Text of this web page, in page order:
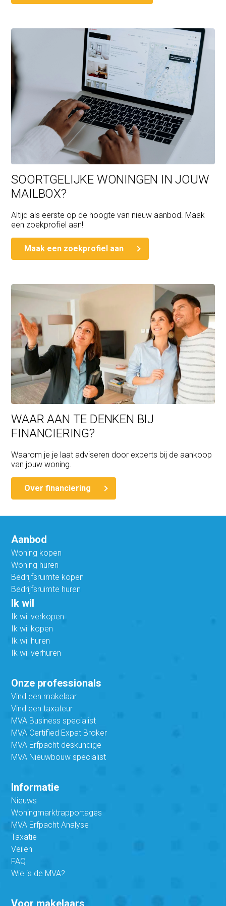
kantoorruimte
stoomcabine en bad/whirlpool
Diverse terrassen, vijver
Volledig beveiligd met 5 camera's alarmsysteem, Nuki
slot
Carport
Elektrisch toegangshek
SOORTGELIJKE WONINGEN IN JOUW
MAILBOX?
Altijd als eerste op de hoogte van nieuw aanbod. Maak
een zoekprofiel aan!
Maak een zoekprofiel aan
WAAR AAN TE DENKEN BIJ
FINANCIERING?
Waarom je je laat adviseren door experts bij de aankoop
van jouw woning.
Over financiering
Aanbod
Woning kopen
Woning huren
Bedrijfsruimte kopen
Bedrijfsruimte huren
Ik wil
Ik wil verkopen
Ik wil kopen
Ik wil huren
Ik wil verhuren
Onze professionals
Vind een makelaar
Vind een taxateur
MVA Business specialist
MVA Certified Expat Broker
MVA Erfpacht deskundige
MVA Nieuwbouw specialist
Informatie
Nieuws
Woningmarktrapportages
MVA Erfpacht Analyse
Taxatie
Veilen
FAQ
Wie is de MVA?
Voor makelaars